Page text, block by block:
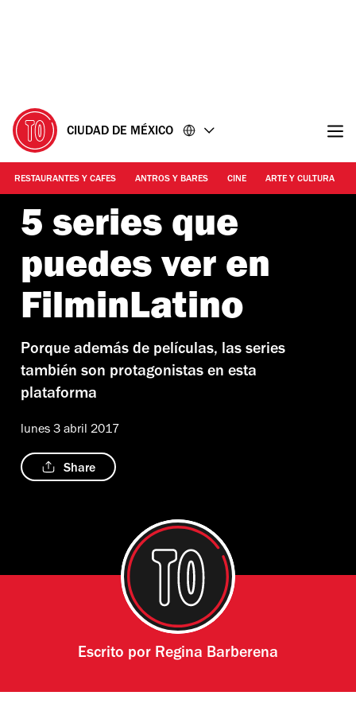
CIUDAD DE MÉXICO
RESTAURANTES Y CAFES ANTROS Y BARES CINE ARTE Y CULTURA
5 series que
puedes ver en
FilminLatino
Porque además de películas, las series
también son protagonistas en esta
plataforma
lunes 3 abril 2017
Share
Escrito por Regina Barberena